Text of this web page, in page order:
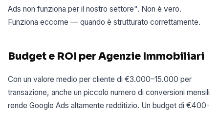
Ads non funziona per il nostro settore". Non è vero.
Funziona eccome — quando è strutturato correttamente.
Budget e ROI per Agenzie Immobiliari
Con un valore medio per cliente di €3.000–15.000 per
transazione, anche un piccolo numero di conversioni mensili
rende Google Ads altamente redditizio. Un budget di €400-